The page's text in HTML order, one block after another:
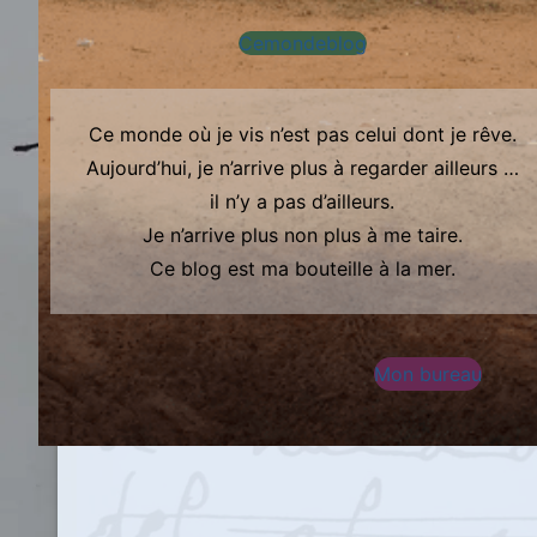
Cemondeblog
Ce monde où je vis n’est pas celui dont je rêve.
Aujourd’hui, je n’arrive plus à regarder ailleurs …
il n’y a pas d’ailleurs.
Je n’arrive plus non plus à me taire.
Ce blog est ma bouteille à la mer.
Mon bureau